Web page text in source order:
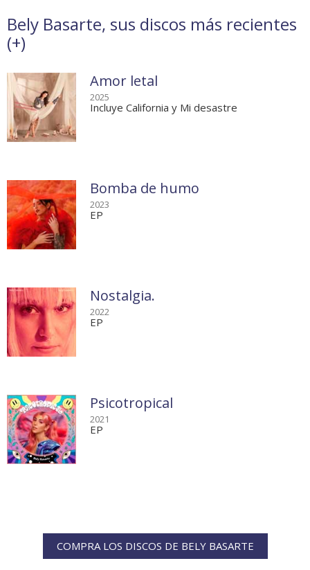
Bely Basarte, sus discos más recientes
(+)
Amor letal
2025
Incluye California y Mi desastre
Bomba de humo
2023
EP
Nostalgia.
2022
EP
Psicotropical
2021
EP
COMPRA LOS DISCOS DE BELY BASARTE